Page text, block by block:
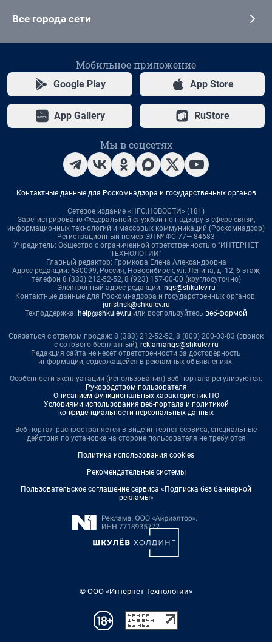
Все города сети
Мобильное приложение
Google Play App Store
App Gallery RuStore
Мы в соцсетях
Контактные данные для Роскомнадзора и государственных органов
Сетевое издание «НГС.НОВОСТИ» (18+)
Зарегистрировано Федеральной службой по надзору в сфере связи,
информационных технологий и массовых коммуникаций (Роскомнадзор)
Регистрационный номер ЭЛ № ФС 77— 84683
Учредитель: Общество с ограниченной ответственностью "ИНТЕРНЕТ
ТЕХНОЛОГИИ"
Главный редактор: Громкова Елена Александровна
Адрес редакции: 630099, Россия, Новосибирск, ул. Ленина, д. 12, 6 этаж,
телефон 8 (383) 212-52-52, 8 (923) 157-00-00 (круглосуточно)
Электронный адрес редакции: ngs@shkulev.ru
Контактные данные для Роскомнадзора и государственных органов:
juristnsk@shkulev.ru
Техподдержка: help@shkulev.ru или воспользуйтесь веб-формой
Связаться с отделом продаж: 8 (383) 212-52-52, 8 (800) 200-03-83 (звонок
с сотового бесплатный), reklamangs@shkulev.ru
Редакция сайта не несет ответственности за достоверность
информации, содержащейся в рекламных объявлениях.
Особенности эксплуатации (использования) веб-портала регулируются:
Руководством пользователя
Описанием функциональных характеристик ПО
Условиями использования веб-портала и политикой
конфиденциальности персональных данных
Веб-портал распространяется в виде интернет-сервиса, специальные
действия по установке на стороне пользователя не требуются
Политика использования cookies
Рекомендательные системы
Пользовательское соглашение сервиса «Подписка без баннерной
рекламы»
© ООО «Интернет Технологии»